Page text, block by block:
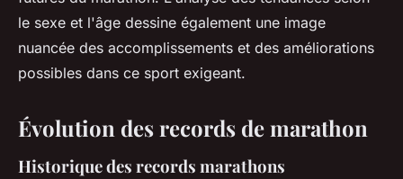
le sexe et l'âge dessine également une image
nuancée des accomplissements et des améliorations
possibles dans ce sport exigeant.
Évolution des records de marathon
Historique des records marathons